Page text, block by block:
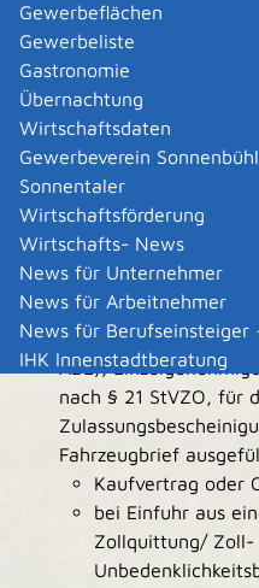
Gewerbeflächen
Gewerbeliste
Gastronomie
Übernachtung
Wirtschaftsdaten
Gewerbeverein Sonnenbühl
Sonnentaler
Wirtschaftsförderung
Wirtschafts- News
News für Unternehmer
News für Arbeitnehmer
News für Berufseinsteiger
IHK Innenstadtberatung
bei erstmaliger
nationaler
eingetragener
Satz 6 StVZO oder
Datenbestätigung
StVZO
bei Fahrzeugen mit
Typgenehmigung
ABE),
nach § 21 StVZO, für
Fahrzeugbrief
Kaufvertrag oder
bei Einfuhr aus
Zollquittung/ Zoll-